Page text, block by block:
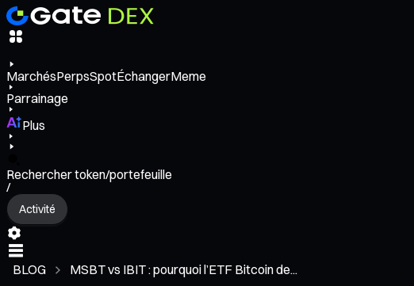
MarchésPerpsSpotÉchangerMeme
Parrainage
Plus
Rechercher token/portefeuille
/
Activité
BLOG MSBT vs IBIT : pourquoi l’ETF Bitcoin de...